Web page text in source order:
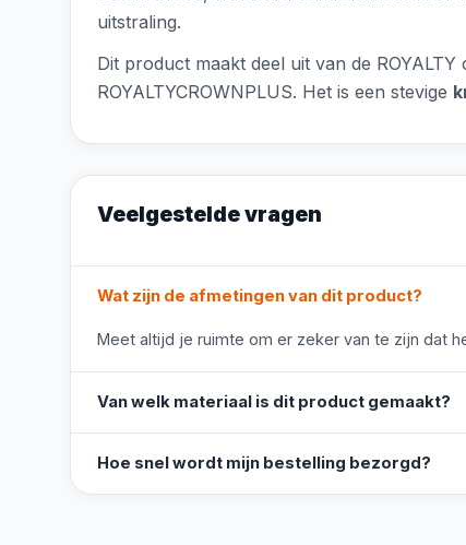
uitstraling.
Dit product maakt deel uit van de
ROYALTYCROWNPLUS. Het is een stevige
Veelgestelde vragen
Wat zijn de afmetingen van dit product?
Meet altijd je ruimte om er zeker van te zijn dat
Van welk materiaal is dit product gemaakt?
Hoe snel wordt mijn bestelling bezorgd?